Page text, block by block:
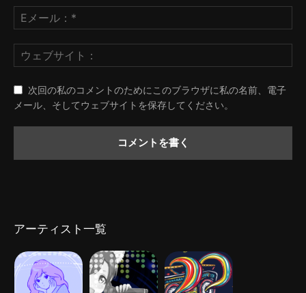
次回の私のコメントのためにこのブラウザに私の名前、電子
メール、そしてウェブサイトを保存してください。
アーティスト一覧